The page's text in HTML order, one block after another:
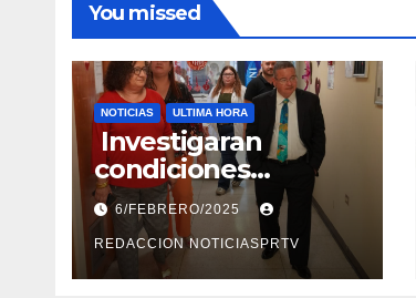
You missed
NOTICIAS ULTIMA HORA
Investigaran
condiciones
deplorables de las
facilidades el
Departamento de la
Salud en Mayagüez
6/FEBRERO/2025
REDACCION NOTICIASPRTV